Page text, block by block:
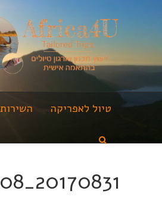
טיול לאפריקה
20170831_165408 (Medium)